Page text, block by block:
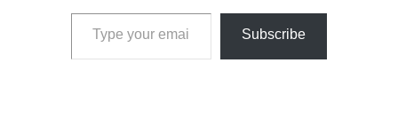
Type your email…
Subscribe